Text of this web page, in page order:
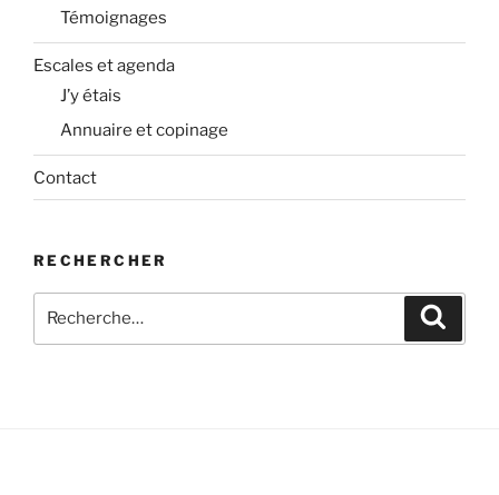
Témoignages
Escales et agenda
J’y étais
Annuaire et copinage
Contact
RECHERCHER
pour